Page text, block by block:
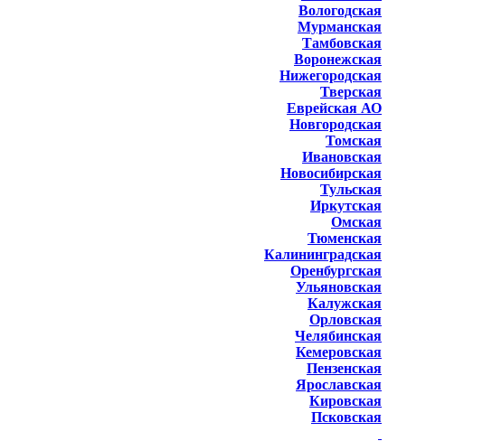
Вологодская
Мурманская
Тамбовская
Воронежская
Нижегородская
Тверская
Еврейская АО
Новгородская
Томская
Ивановская
Новосибирская
Тульская
Иркутская
Омская
Тюменская
Калининградская
Оренбургская
Ульяновская
Калужская
Орловская
Челябинская
Кемеровская
Пензенская
Ярославская
Кировская
Псковская